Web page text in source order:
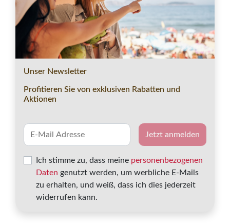
Unser Newsletter
Profitieren Sie von exklusiven Rabatten und
Aktionen
Jetzt anmelden
Ich stimme zu, dass meine personenbezogenen
Daten genutzt werden, um werbliche E-Mails
zu erhalten, und weiß, dass ich dies jederzeit
widerrufen kann.